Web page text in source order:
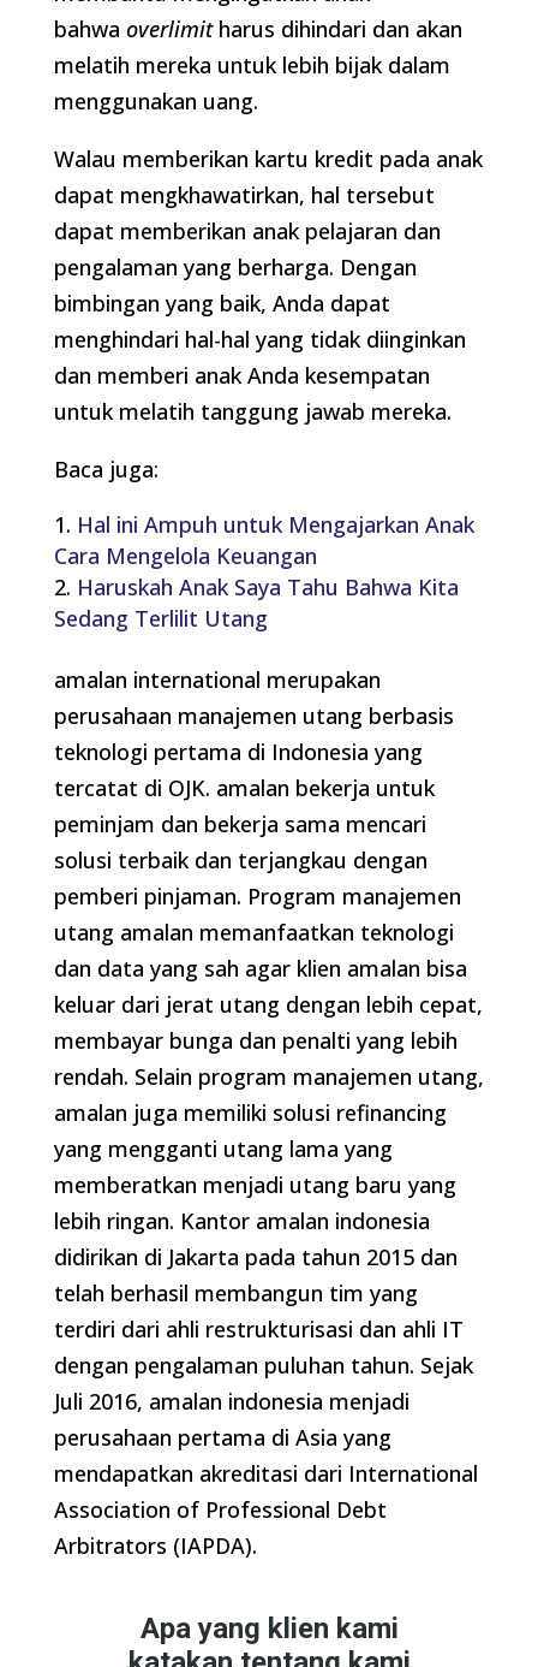
bahwa overlimitharus dihindari dan akan
melatih mereka untuk lebih bijak dalam
menggunakan uang.
Walau memberikan kartu kredit pada anak
dapat mengkhawatirkan, hal tersebut
dapat memberikan anak pelajaran dan
pengalaman yang berharga. Dengan
bimbingan yang baik, Anda dapat
menghindari hal-hal yang tidak diinginkan
dan memberi anak Anda kesempatan
untuk melatih tanggung jawab mereka.
Baca juga:
Hal ini Ampuh untuk Mengajarkan Anak
Cara Mengelola Keuangan
Haruskah Anak Saya Tahu Bahwa Kita
Sedang Terlilit Utang
amalan international merupakan
perusahaan manajemen utang berbasis
teknologi pertama di Indonesia yang
tercatat di OJK. amalan bekerja untuk
peminjam dan bekerja sama mencari
solusi terbaik dan terjangkau dengan
pemberi pinjaman. Program manajemen
utang amalan memanfaatkan teknologi
dan data yang sah agar klien amalan bisa
keluar dari jerat utang dengan lebih cepat,
membayar bunga dan penalti yang lebih
rendah. Selain program manajemen utang,
amalan juga memiliki solusi refinancing
yang mengganti utang lama yang
memberatkan menjadi utang baru yang
lebih ringan. Kantor amalan indonesia
didirikan di Jakarta pada tahun 2015 dan
telah berhasil membangun tim yang
terdiri dari ahli restrukturisasi dan ahli IT
dengan pengalaman puluhan tahun. Sejak
Juli 2016, amalan indonesia menjadi
perusahaan pertama di Asia yang
mendapatkan akreditasi dari International
Association of Professional Debt
Arbitrators (IAPDA).